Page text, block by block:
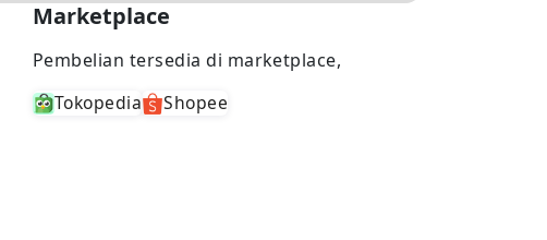
Marketplace
Pembelian tersedia di marketplace,
Tokopedia
Shopee